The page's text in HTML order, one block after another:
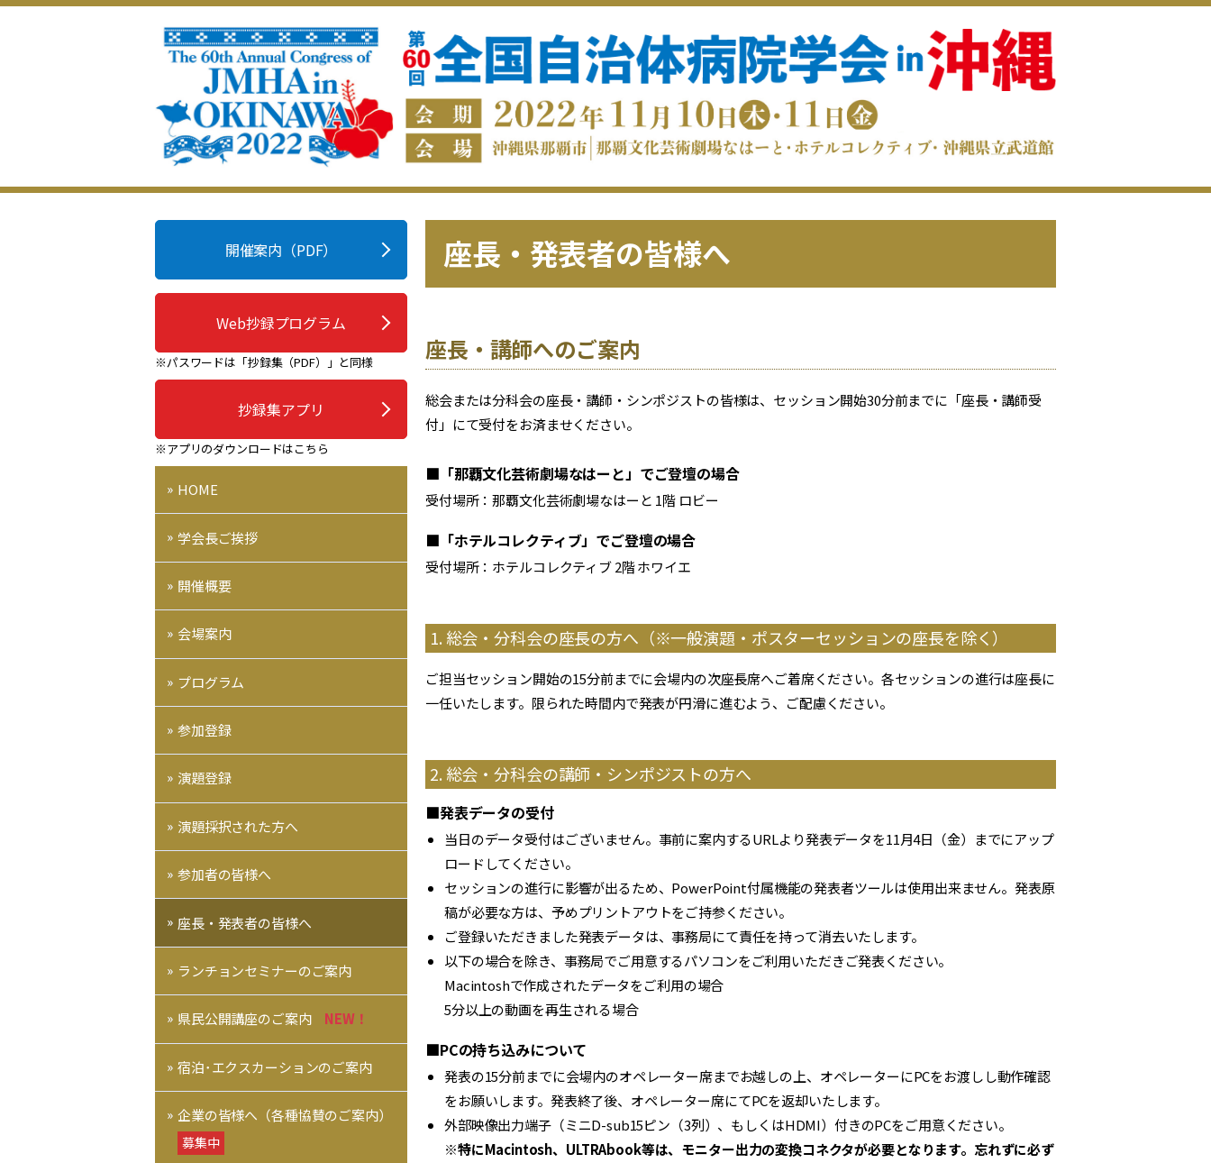
座長・発表者の皆様へ
座長・講師へのご案内
総会または分科会の座長・講師・シンポジストの皆様は、セッション開始30分前までに「座長・講師受
付」にて受付をお済ませください。
■「那覇文化芸術劇場なはーと」でご登壇の場合
受付場所：那覇文化芸術劇場なはーと 1階 ロビー
■「ホテルコレクティブ」でご登壇の場合
受付場所：ホテルコレクティブ 2階 ホワイエ
1. 総会・分科会の座長の方へ（※一般演題・ポスターセッションの座長を除く）
ご担当セッション開始の15分前までに会場内の次座長席へご着席ください。各セッションの進行は座長に
一任いたします。限られた時間内で発表が円滑に進むよう、ご配慮ください。
2. 総会・分科会の講師・シンポジストの方へ
■発表データの受付
当日のデータ受付はございません。事前に案内するURLより発表データを11月4日（金）までにアップ
ロードしてください。
セッションの進行に影響が出るため、PowerPoint付属機能の発表者ツールは使用出来ません。発表原
稿が必要な方は、予めプリントアウトをご持参ください。
ご登録いただきました発表データは、事務局にて責任を持って消去いたします。
以下の場合を除き、事務局でご用意するパソコンをご利用いただきご発表ください。
Macintoshで作成されたデータをご利用の場合
5分以上の動画を再生される場合
■PCの持ち込みについて
発表の15分前までに会場内のオペレーター席までお越しの上、オペレーターにPCをお渡しし動作確認
をお願いします。発表終了後、オペレーター席にてPCを返却いたします。
外部映像出力端子（ミニD-sub15ピン（3列）、もしくはHDMI）付きのPCをご用意ください。
※特にMacintosh、ULTRAbook等は、モニター出力の変換コネクタが必要となります。忘れずに必ず
開催案内（PDF）
Web抄録プログラム
※パスワードは「抄録集（PDF）」と同様
抄録集アプリ
※アプリのダウンロードはこちら
HOME
学会長ご挨拶
開催概要
会場案内
プログラム
参加登録
演題登録
演題採択された方へ
参加者の皆様へ
座長・発表者の皆様へ
ランチョンセミナーのご案内
県民公開講座のご案内 NEW！
宿泊･エクスカーションのご案内
企業の皆様へ（各種協賛のご案内）
募集中